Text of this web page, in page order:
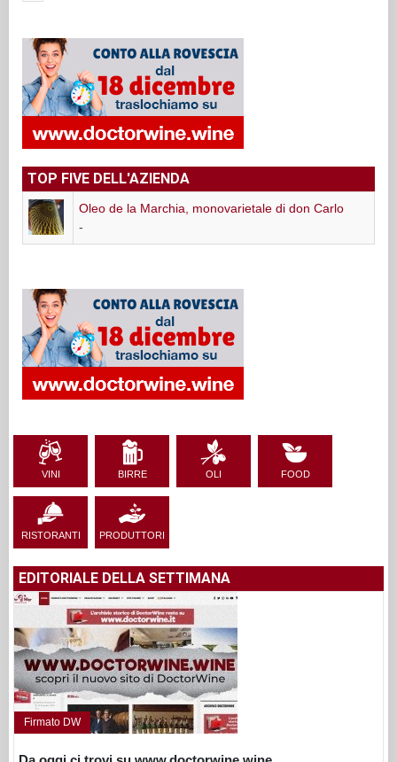
TOP FIVE DELL'AZIENDA
Oleo de la Marchia, monovarietale di don Carlo
-
VINI BIRRE OLI FOOD
RISTORANTI PRODUTTORI
EDITORIALE DELLA SETTIMANA
Firmato DW